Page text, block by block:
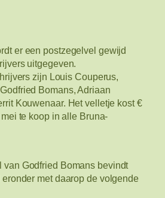
er een postzegelvel gewijd
uitgegeven.
zijn Louis Couperus,
Bomans, Adriaan
Kouwenaar. Het velletje kost €
te koop in alle Bruna-
van Godfried Bomans bevindt
met daarop de volgende